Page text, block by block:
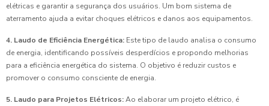
elétricas e garantir a segurança dos usuários. Um bom sistema de
aterramento ajuda a evitar choques elétricos e danos aos equipamentos.
4. Laudo de Eficiência Energética: Este tipo de laudo analisa o consumo
de energia, identificando possíveis desperdícios e propondo melhorias
para a eficiência energética do sistema. O objetivo é reduzir custos e
promover o consumo consciente de energia.
5. Laudo para Projetos Elétricos:Ao elaborar um projeto elétrico, é